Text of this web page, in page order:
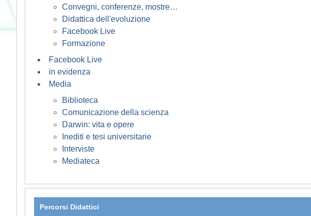
Convegni, conferenze, mostre…
Didattica dell'evoluzione
Facebook Live
Formazione
Facebook Live
in evidenza
Media
Biblioteca
Comunicazione della scienza
Darwin: vita e opere
Inediti e tesi universitarie
Interviste
Mediateca
Percorsi Didattici